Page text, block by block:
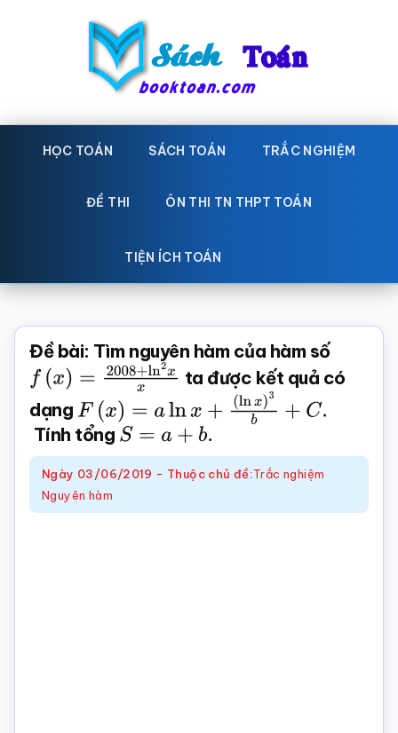
Sách
Toán
toán
Học
toán,
giáo
Toán,
trắc
nghiệm
Toán
HỌC TOÁN SÁCH TOÁN TRẮC NGHIỆM
ĐỀ THI ÔN THI TN THPT TOÁN
TIỆN ÍCH TOÁN
Đề bài: Tìm nguyên hàm của hàm số
f( x)= 2008+ln2xx ta được kết quả có
dạng F( x)= aln x+
(lnx) 3b +C.
Tính tổng S=a+b .
Ngày 03/06/2019 - Thuộc chủ đề:Trắc nghiệm
Nguyên hàm